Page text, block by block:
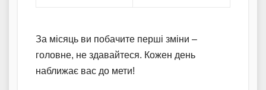
За місяць ви побачите перші зміни –
головне, не здавайтеся. Кожен день
наближає вас до мети!